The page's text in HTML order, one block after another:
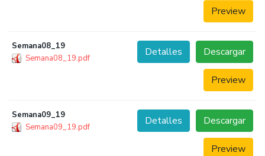
Preview
Semana08_19
Semana08_19.pdf
Descargar
Detalles
Preview
Semana09_19
Semana09_19.pdf
Descargar
Detalles
Preview